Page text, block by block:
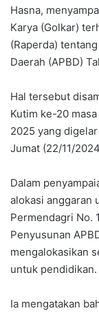
Hasna,
Karya (Golkar)
(Raperda)
Daerah (APBD)
Hal tersebut
Kutim ke-20
2025 yang
Jumat (22/11/
Dalam
alokasi anggaran
Permendagri No.
Penyusunan
mengalokasikan
untuk pendidikan.
Ia mengatakan